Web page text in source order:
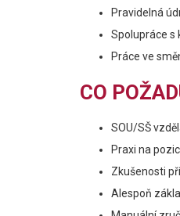
Pravidelná
Spolupráce s
Práce ve
CO
SOU/SŠ
Praxi na
Zkušenosti
Alespoň